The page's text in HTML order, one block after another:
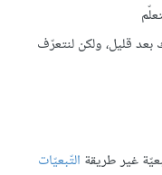
قليل، ولكن لنتعرّف
غير طريقة التّبعيّات